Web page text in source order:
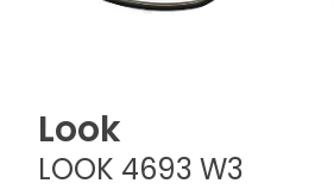
Look
LOOK 4693 W3